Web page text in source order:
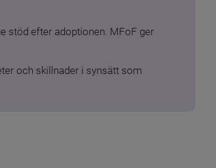
stöd efter adoptionen. MFoF ger
och skillnader i synsätt som